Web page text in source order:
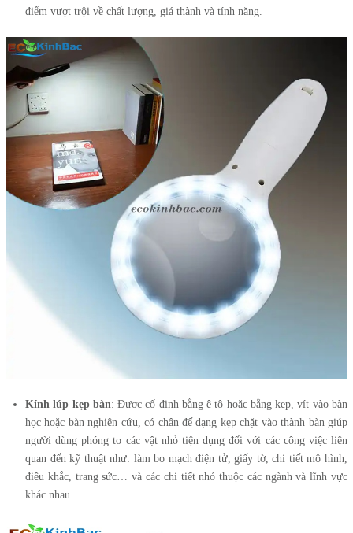
điểm vượt trội về chất lượng, giá thành và tính năng.
Kính lúp kẹp bàn: Được cố định bằng ê tô hoặc bằng kẹp, vít vào bàn
học hoặc bàn nghiên cứu, có chân đế dạng kẹp chặt vào thành bàn giúp
người dùng phóng to các vật nhỏ tiện dụng đối với các công việc liên
quan đến kỹ thuật như: làm bo mạch điện tử, giấy tờ, chi tiết mô hình,
điêu khắc, trang sức… và các chi tiết nhỏ thuộc các ngành và lĩnh vực
khác nhau.